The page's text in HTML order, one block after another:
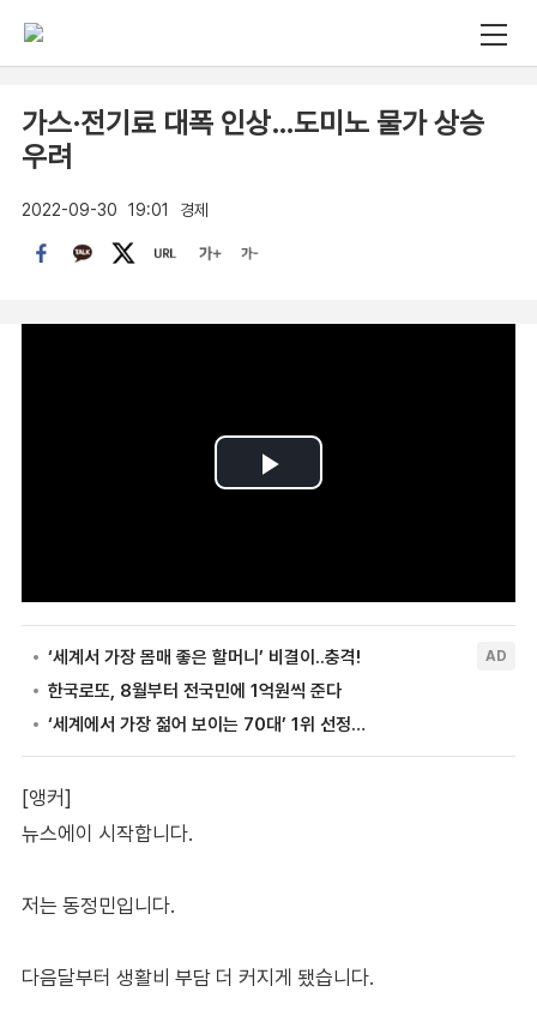
가스·전기료 대폭 인상…도미노 물가 상승
우려
2022-09-30 19:01 경제
[앵커]
뉴스에이 시작합니다.
저는 동정민입니다.
다음달부터 생활비 부담 더 커지게 됐습니다.